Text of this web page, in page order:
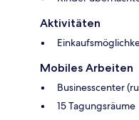
Aktivitäten
Mobiles Arbeiten
Businesscenter
15 Tagungsräume